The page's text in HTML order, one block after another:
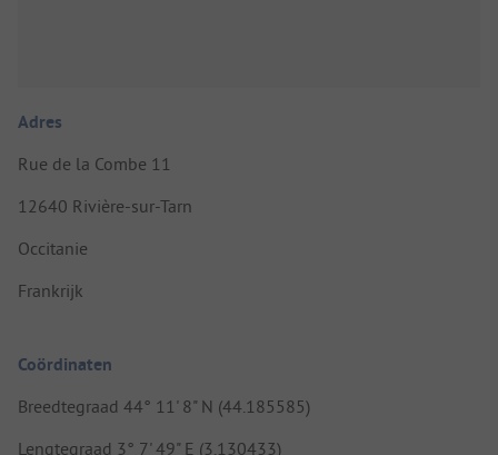
Adres
Rue de la Combe 11
12640 Rivière-sur-Tarn
Occitanie
Frankrijk
Coördinaten
Breedtegraad 44° 11' 8" N (44.185585)
Lengtegraad 3° 7' 49" E (3.130433)